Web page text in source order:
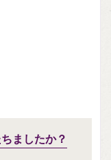
ましたか？